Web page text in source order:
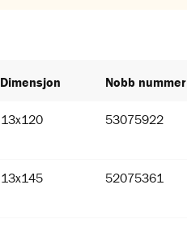
Dimensjon Nobb nummer
13x120 53075922
13x145 52075361